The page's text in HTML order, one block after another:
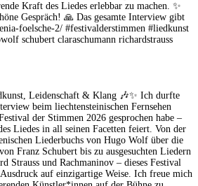
Leidenschaft & Klang 🎶✨ Ich durfte
beim liechtensteinischen Fernsehen
der Stimmen 2026 gesprochen habe –
Liedes in all seinen Facetten feiert. Von der
Liederbuchs von Hugo Wolf über die
Franz Schubert bis zu ausgesuchten Liedern
Strauss und Rachmaninov – dieses Festival
auf einzigartige Weise. Ich freue mich